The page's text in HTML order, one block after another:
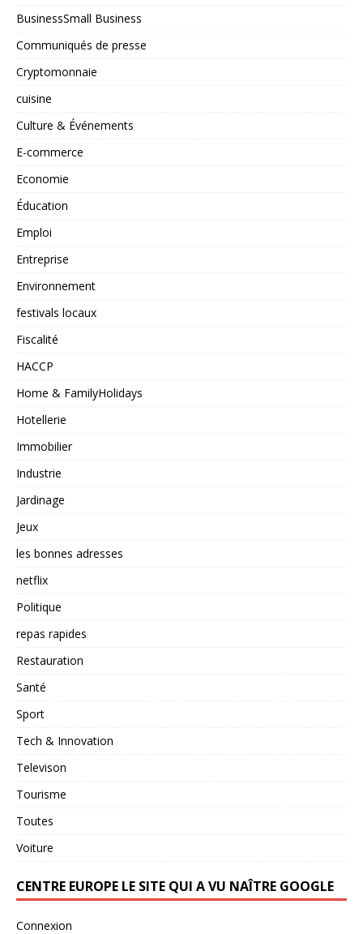
BusinessSmall Business
Communiqués de presse
Cryptomonnaie
cuisine
Culture & Événements
E-commerce
Economie
Éducation
Emploi
Entreprise
Environnement
festivals locaux
Fiscalité
HACCP
Home & FamilyHolidays
Hotellerie
Immobilier
Industrie
Jardinage
Jeux
les bonnes adresses
netflix
Politique
repas rapides
Restauration
Santé
Sport
Tech & Innovation
Televison
Tourisme
Toutes
Voiture
CENTRE EUROPE LE SITE QUI A VU NAÎTRE GOOGLE
Connexion